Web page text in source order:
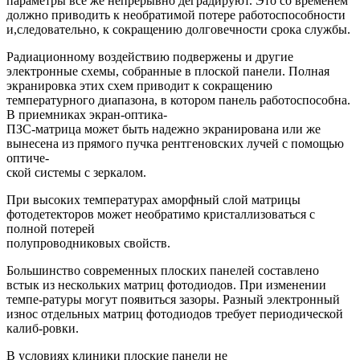
должно приводить к необратимой потере работоспособности
и,следовательно, к сокращению долговечности срока службы.
Радиационному воздействию подвержены и другие
электронные схемы, собранные в плоской панели. Полная
экранировка этих схем приводит к сокращению
температурного диапазона, в котором панель работоспособна.
В приемниках экран-оптика-
ПЗС-матрица может быть надежно экранирована или же
вынесена из прямого пучка рентгеновских лучей с помощью
оптиче-
ской системы с зеркалом.
При высоких температурах аморфный слой матрицы
фотодетекторов может необратимо кристаллизоваться с
полной потерей
полупроводниковых свойств.
Большинство современных плоских панелей составлено
встык из нескольких матриц фотодиодов. При изменении
темпе-ратуры могут появиться зазоры. Разный электронный
износ отдельных матриц фотодиодов требует периодической
калиб-ровки.
В условиях клиники плоские панели не